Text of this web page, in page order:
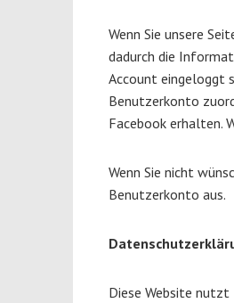
Wenn Sie unsere
dadurch die
Account eingeloggt
Benutzerkonto
Facebook erhalten.
Wenn Sie nicht
Benutzerkonto aus.
Diese Website nutzt